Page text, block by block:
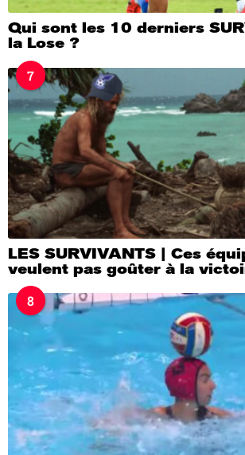
Qui sont les 10 derniers
la Lose ?
7
LES SURVIVANTS | Ces
veulent pas goûter à la
8